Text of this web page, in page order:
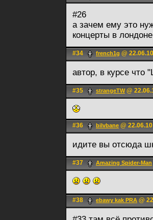
#26
а зачем ему это
концерты в
#34 french1g @
автор, в курсе что
#35 strangeTW@
#36 bilvbane @
идите вы отсюда
#37 Amazing Spider-Man
#38 ebawy kak PRA @